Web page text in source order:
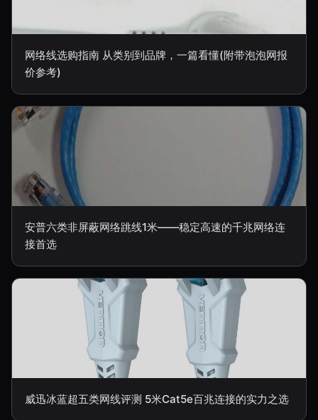
网络线选购指南 从类别到品牌，一篇看懂(附带泡泡网报
价参考)
安普六类非屏蔽网络跳线1米——稳定高速的千兆网络连
接首选
威迅冰蓝超五类网线评测 5米Cat5e百兆连接的实力之选